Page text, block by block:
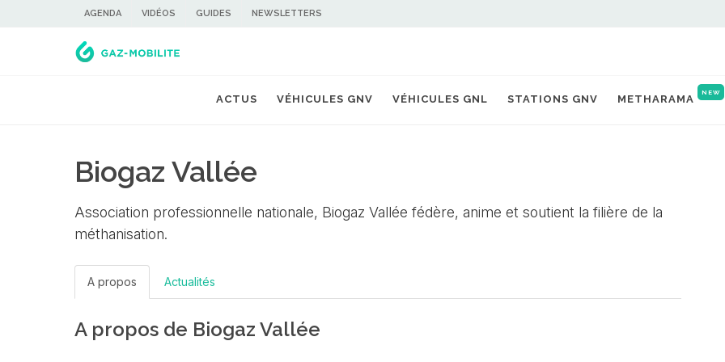
AGENDA VIDÉOS GUIDES NEWSLETTERS
ACTUS VÉHICULES GNV VÉHICULES GNL STATIONS GNV METHARAMA
NEW
Biogaz Vallée
Association professionnelle nationale, Biogaz Vallée fédère, anime et soutient la filière de la
méthanisation.
A propos Actualités
A propos de Biogaz Vallée